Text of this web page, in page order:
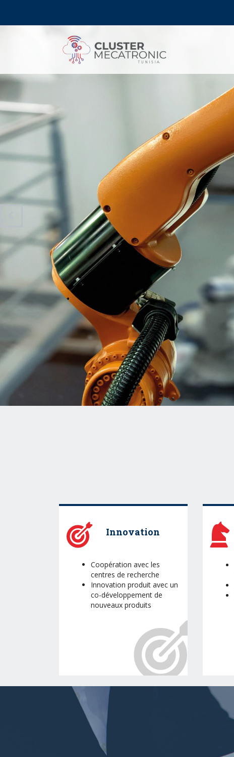
Innovation
Coopération avec les
centres de recherche
Innovation produit avec un
co-développement de
nouveaux produits